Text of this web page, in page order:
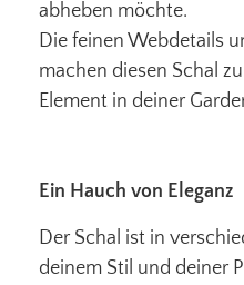
abheben möchte.
Die feinen Webdetails
machen diesen Schal
Element in deiner
Ein Hauch von Eleganz
Der Schal ist in
deinem Stil und deiner